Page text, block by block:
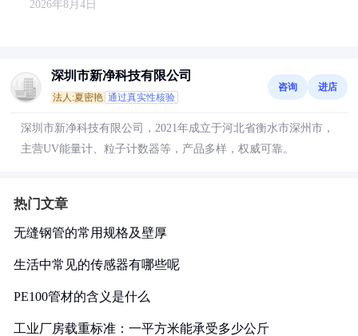
2026年8月4日
深圳市新净科技有限公司
法人:夏密艳 通过真实性核验
咨询 进店
深圳市新净科技有限公司，2021年成立于河北省衡水市深州市，
主营UV能量计、粒子计数器等，产品多样，权威可靠。
热门文章
无缝钢管的常用规格及壁厚
生活中常见的传感器有哪些呢
PE100管材的含义是什么
工业厂房载重标准：一平方米能承受多少公斤